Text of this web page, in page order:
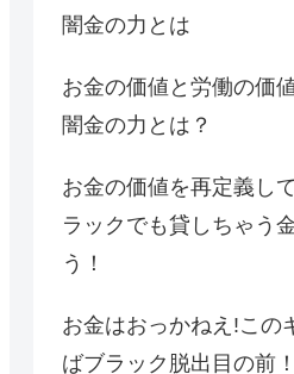
闇金の力とは
お金の価値と労働の価
闇金の力とは？
お金の価値を再定義し
ラックでも貸しちゃう
う！
お金はおっかねえ!この
ばブラック脱出目の前！